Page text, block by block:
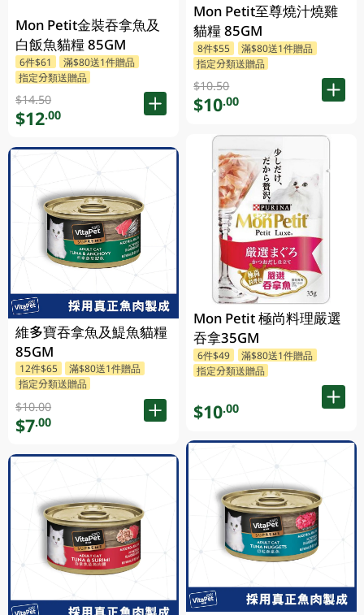
Mon Petit金裝吞拿魚及
白飯魚貓糧 85GM
6件$61
滿$80送1件贈品
指定分類送贈品
$14.50
$12.00
維多寶吞拿魚及鯷魚貓糧
85GM
12件$65
滿$80送1件贈品
指定分類送贈品
$10.00
$7.00
Mon Petit至尊燒汁燒雞
貓糧 85GM
8件$55
滿$80送1件贈品
指定分類送贈品
$10.50
$10.00
Mon Petit 極尚料理嚴選
吞拿35GM
6件$49
滿$80送1件贈品
指定分類送贈品
$10.00